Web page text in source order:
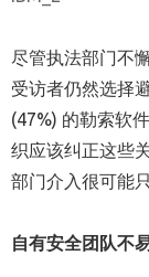
尽管执法部门不
受访者仍然选择
(47%) 的勒索软
织应该纠正这些
部门介入很可能
自有安全团队不